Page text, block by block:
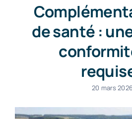
de santé :
20 mars